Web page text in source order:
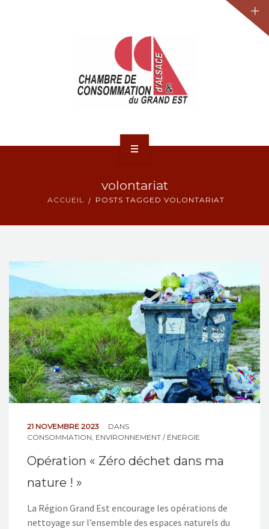
NOS ACTIONS
CONTACT
volontariat
ACCUEIL POSTS TAGGED VOLONTARIAT
21 NOVEMBRE 2023
DANS
CONSOMMATION ENVIRONNEMENT / ÉNERGIE
Opération « Zéro déchet dans ma
nature ! »
La Région Grand Est encourage les opérations de
nettoyage sur l’ensemble des espaces naturels du